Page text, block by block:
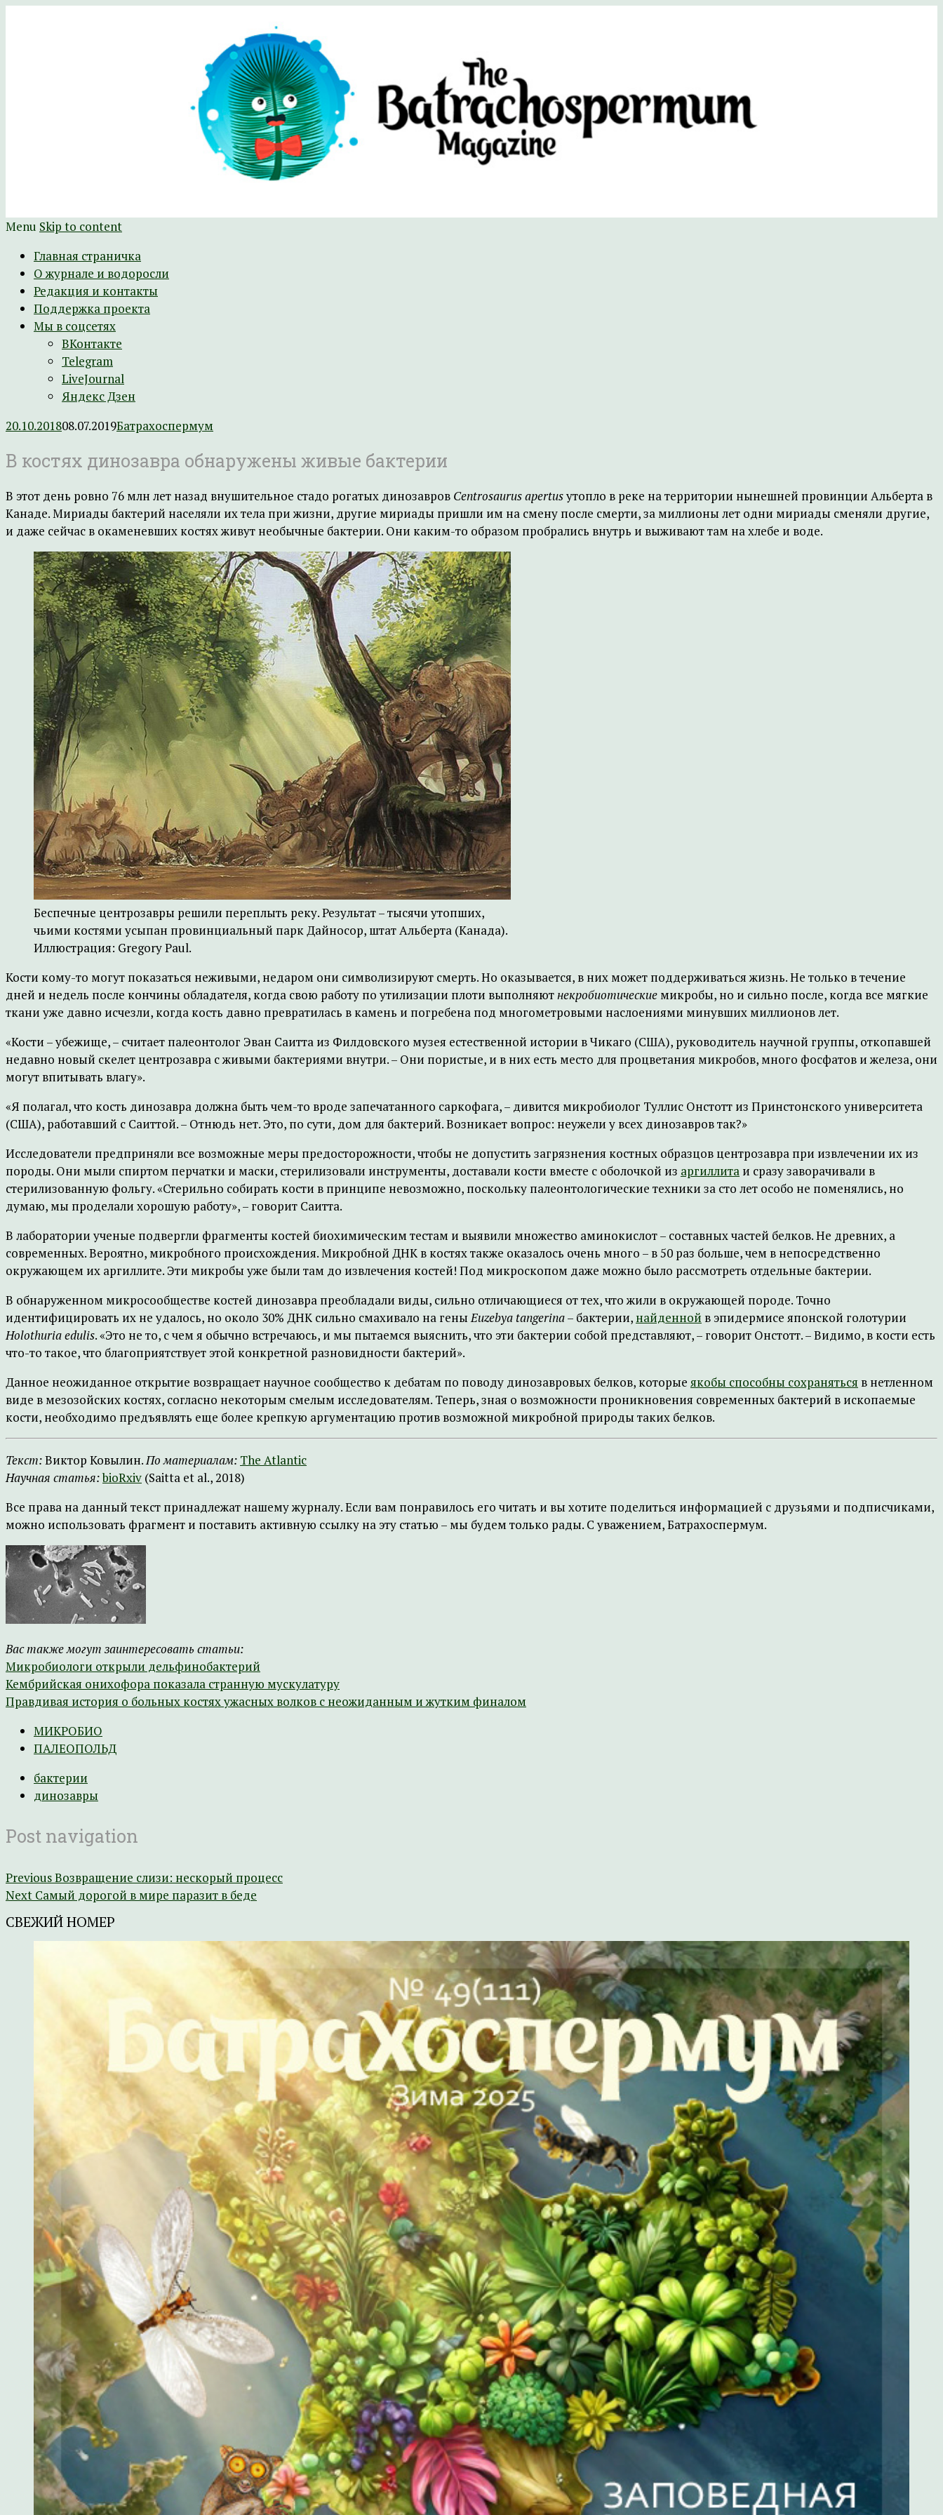
The Batrachospermum Magazine
Научно-развлекательный журнал Батрахоспермум (официальный сайт)
Menu Skip to content
Главная страничка
О журнале и водоросли
Редакция и контакты
Поддержка проекта
Мы в соцсетях
ВКонтакте
Telegram
LiveJournal
Яндекс Дзен
20.10.201808.07.2019Батрахоспермум
В костях динозавра обнаружены живые бактерии
В этот день ровно 76 млн лет назад внушительное стадо рогатых динозавров Centrosaurus apertusутопло в реке на территории нынешней провинции Альберта в
Канаде. Мириады бактерий населяли их тела при жизни, другие мириады пришли им на смену после смерти, за миллионы лет одни мириады сменяли другие,
и даже сейчас в окаменевших костях живут необычные бактерии. Они каким-то образом пробрались внутрь и выживают там на хлебе и воде.
Беспечные центрозавры решили переплыть реку. Результат – тысячи утопших,
чьими костями усыпан провинциальный парк Дайносор, штат Альберта (Канада).
Иллюстрация: Gregory Paul.
Кости кому-то могут показаться неживыми, недаром они символизируют смерть. Но оказывается, в них может поддерживаться жизнь. Не только в течение
дней и недель после кончины обладателя, когда свою работу по утилизации плоти выполняютнекробиотические микробы, но и сильно после, когда все мягкие
ткани уже давно исчезли, когда кость давно превратилась в камень и погребена под многометровыми наслоениями минувших миллионов лет.
«Кости – убежище, – считает палеонтолог Эван Саитта из Филдовского музея естественной истории в Чикаго (США), руководитель научной группы, откопавшей
недавно новый скелет центрозавра с живыми бактериями внутри. – Они пористые, и в них есть место для процветания микробов, много фосфатов и железа, они
могут впитывать влагу».
«Я полагал, что кость динозавра должна быть чем-то вроде запечатанного саркофага, – дивится микробиолог Туллис Онстотт из Принстонского университета
(США), работавший с Саиттой. – Отнюдь нет. Это, по сути, дом для бактерий. Возникает вопрос: неужели у всех динозавров так?»
Исследователи предприняли все возможные меры предосторожности, чтобы не допустить загрязнения костных образцов центрозавра при извлечении их из
породы. Они мыли спиртом перчатки и маски, стерилизовали инструменты, доставали кости вместе с оболочкой из аргиллита и сразу заворачивали в
стерилизованную фольгу. «Стерильно собирать кости в принципе невозможно, поскольку палеонтологические техники за сто лет особо не поменялись, но
думаю, мы проделали хорошую работу», – говорит Саитта.
В лаборатории ученые подвергли фрагменты костей биохимическим тестам и выявили множество аминокислот – составных частей белков. Не древних, а
современных. Вероятно, микробного происхождения. Микробной ДНК в костях также оказалось очень много – в 50 раз больше, чем в непосредственно
окружающем их аргиллите. Эти микробы уже были там до извлечения костей! Под микроскопом даже можно было рассмотреть отдельные бактерии.
В обнаруженном микросообществе костей динозавра преобладали виды, сильно отличающиеся от тех, что жили в окружающей породе. Точно
идентифицировать их не удалось, но около 30% ДНК сильно смахивало на геныEuzebya tangerina– бактерии, найденной в эпидермисе японской голотурии
Holothuria edulis. «Это не то, с чем я обычно встречаюсь, и мы пытаемся выяснить, что эти бактерии собой представляют, – говорит Онстотт. – Видимо, в кости есть
что-то такое, что благоприятствует этой конкретной разновидности бактерий».
Данное неожиданное открытие возвращает научное сообщество к дебатам по поводу динозавровых белков, которые якобы способны сохраняться в нетленном
виде в мезозойских костях, согласно некоторым смелым исследователям. Теперь, зная о возможности проникновения современных бактерий в ископаемые
кости, необходимо предъявлять еще более крепкую аргументацию против возможной микробной природы таких белков.
Текст:Виктор Ковылин.По материалам: The Atlantic
Научная статья:bioRxiv (Saitta et al., 2018)
Все права на данный текст принадлежат нашему журналу. Если вам понравилось его читать и вы хотите поделиться информацией с друзьями и подписчиками,
можно использовать фрагмент и поставить активную ссылку на эту статью – мы будем только рады. С уважением, Батрахоспермум.
Вас также могут заинтересовать статьи:
Микробиологи открыли дельфинобактерий
Кембрийская онихофора показала странную мускулатуру
Правдивая история о больных костях ужасных волков с неожиданным и жутким финалом
МИКРОБИО
ПАЛЕОПОЛЬД
бактерии
динозавры
Post navigation
PreviousВозвращение слизи: нескорый процесс
Next Самый дорогой в мире паразит в беде
СВЕЖИЙ НОМЕР